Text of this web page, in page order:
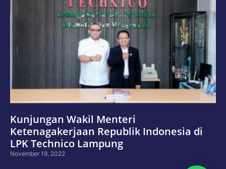
Kunjungan Wakil Menteri
Ketenagakerjaan Republik Indonesia di
LPK Technico Lampung
November 19, 2022